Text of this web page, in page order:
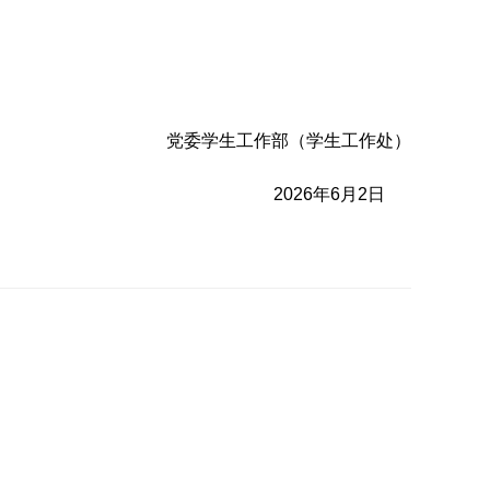
党委学生工作部（学生工作处）
2026年6月2日